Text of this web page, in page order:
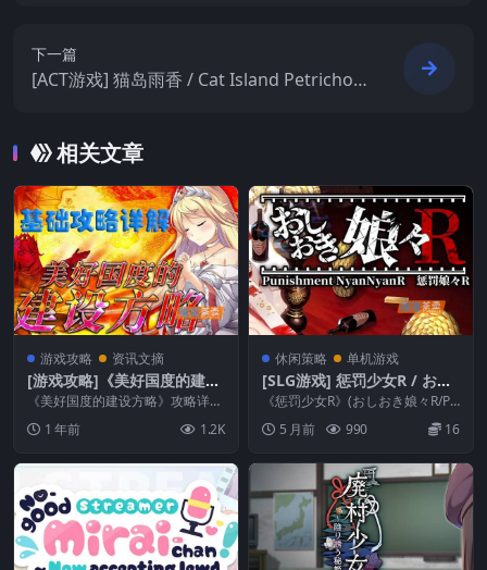
下一篇
[ACT游戏] 猫岛雨香 / Cat Island Petrichor
相关文章
游戏攻略 资讯文摘
[游戏攻略]《美好国度的建设
方略》(Magnificent Kingd
om)攻略详解+操作说明_STE
AM游戏攻略
《美好国度的建设方略》攻略详解
验一下本游戏的内容，...
1 年前 1.2K
休闲策略 单机游戏
[SLG游戏] 惩罚少女R / おし
おき娘々R – 模拟经营 | DLsi
te中文版
《惩罚少女R》(おしおき娘々R/Pu
nishment NyanNyan)是一款东...
5 月前 990 16